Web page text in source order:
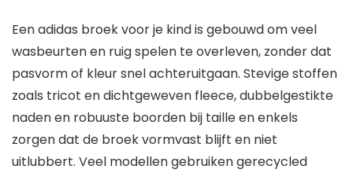
Een adidas broek voor je kind is gebouwd om veel
wasbeurten en ruig spelen te overleven, zonder dat
pasvorm of kleur snel achteruitgaan. Stevige stoffen
zoals tricot en dichtgeweven fleece, dubbelgestikte
naden en robuuste boorden bij taille en enkels
zorgen dat de broek vormvast blijft en niet
uitlubbert. Veel modellen gebruiken gerecycled